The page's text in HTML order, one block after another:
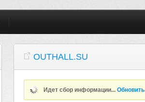
OUTHALL.SU
Идет сбор информации...Обновить